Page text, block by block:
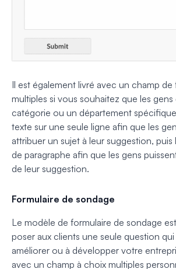
Il est également livré avec un champ
multiples si vous souhaitez que les
catégorie ou un département
texte sur une seule ligne afin que les
attribuer un sujet à leur suggestion,
de paragraphe afin que les gens
de leur suggestion.
Formulaire de sondage
Le modèle de formulaire de sondage
poser aux clients une seule question qui
améliorer ou à développer votre
avec un champ à choix multiples